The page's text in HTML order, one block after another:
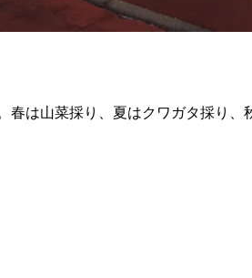
は山菜採り、夏はクワガタ採り、